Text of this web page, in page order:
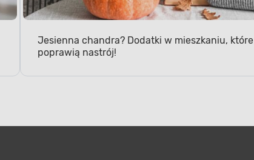
Jesienna chandra? Dodatki w mieszkaniu, które
poprawią nastrój!